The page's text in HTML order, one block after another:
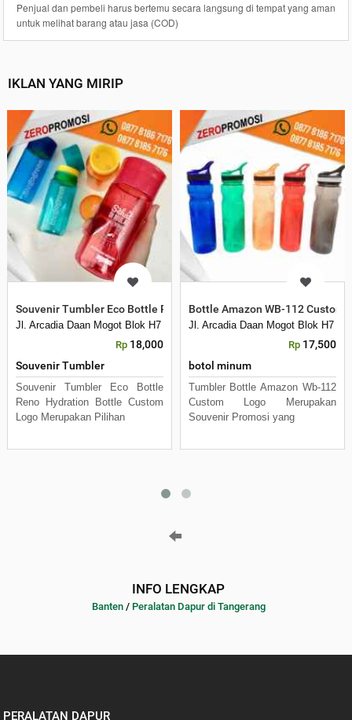
Penjual dan pembeli harus bertemu secara langsung di tempat yang aman
untuk melihat barang atau jasa (COD)
IKLAN YANG MIRIP
Souvenir Tumbler Eco Bottle Reno Hydration Custom Logo Murah
Jl. Arcadia Daan Mogot Blok H7 No 16 Daan Mogot Km 21. Kecamatan
Rp 18,000
Souvenir Tumbler
Souvenir Tumbler Eco Bottle
Reno Hydration Bottle Custom
Logo Merupakan Pilihan
Bottle Amazon WB-112 Custom
Jl. Arcadia Daan Mogot Blok H7
Rp 17,500
botol minum
Tumbler Bottle Amazon Wb-112
Custom Logo Merupakan
Souvenir Promosi yang
INFO LENGKAP
Banten/ Peralatan Dapur di Tangerang
PERALATAN DAPUR